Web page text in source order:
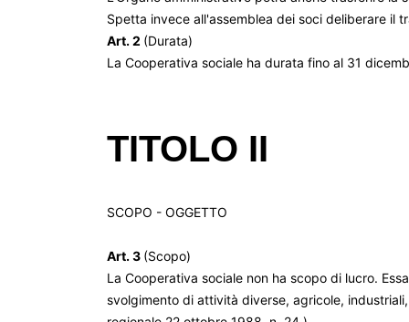
Spetta invece all'assemblea dei soci deliberare il
Art. 2 (Durata)
La Cooperativa sociale ha durata fino al 31
TITOLO II
SCOPO - OGGETTO
Art. 3 (Scopo)
La Cooperativa sociale non ha scopo di lucro.
svolgimento di attività diverse, agricole,